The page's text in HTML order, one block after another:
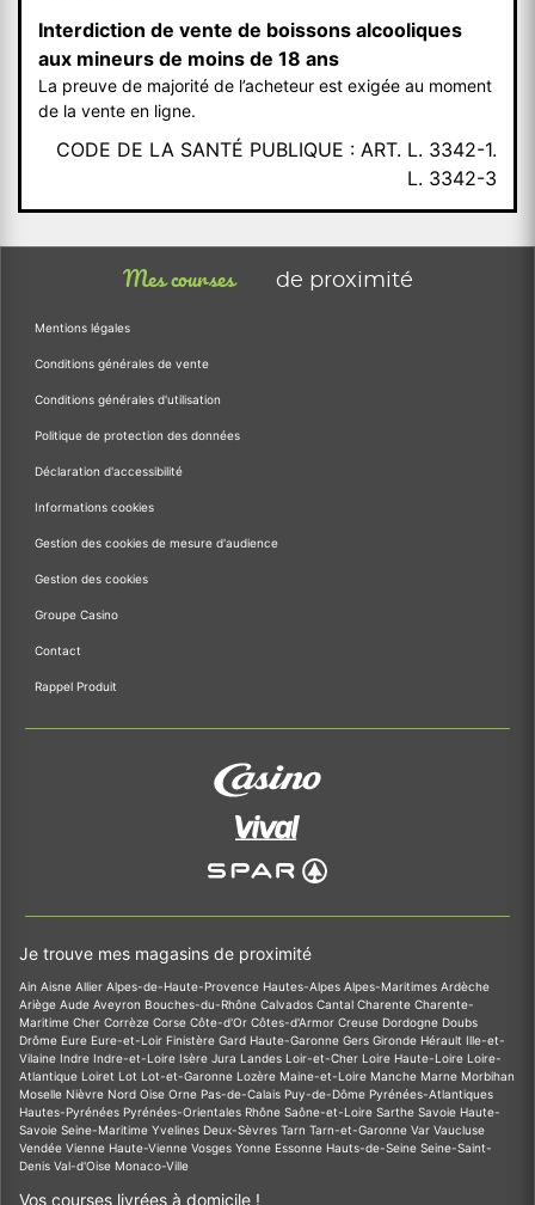
Interdiction de vente de boissons alcooliques
aux mineurs de moins de 18 ans
La preuve de majorité de l’acheteur est exigée au moment
de la vente en ligne.
CODE DE LA SANTÉ PUBLIQUE : ART. L. 3342-1.
L. 3342-3
Mes courses de proximité
Mentions légales
Conditions générales de vente
Conditions générales d'utilisation
Politique de protection des données
Déclaration d'accessibilité
Informations cookies
Gestion des cookies de mesure d'audience
Gestion des cookies
Groupe Casino
Contact
Rappel Produit
Je trouve mes magasins de proximité
Ain Aisne Allier Alpes-de-Haute-Provence Hautes-Alpes Alpes-Maritimes Ardèche
Ariège Aude Aveyron Bouches-du-Rhône Calvados Cantal Charente Charente-
Maritime Cher Corrèze Corse Côte-d'Or Côtes-d'Armor Creuse Dordogne Doubs
Drôme Eure Eure-et-Loir Finistère Gard Haute-Garonne Gers Gironde Hérault Ille-et-
Vilaine Indre Indre-et-Loire Isère Jura Landes Loir-et-Cher Loire Haute-Loire Loire-
Atlantique Loiret Lot Lot-et-Garonne Lozère Maine-et-Loire Manche Marne Morbihan
Moselle Nièvre Nord Oise Orne Pas-de-Calais Puy-de-Dôme Pyrénées-Atlantiques
Hautes-Pyrénées Pyrénées-Orientales Rhône Saône-et-Loire Sarthe Savoie Haute-
Savoie Seine-Maritime Yvelines Deux-Sèvres Tarn Tarn-et-Garonne Var Vaucluse
Vendée Vienne Haute-Vienne Vosges Yonne Essonne Hauts-de-Seine Seine-Saint-
Denis Val-d'Oise Monaco-Ville
Vos courses livrées à domicile !